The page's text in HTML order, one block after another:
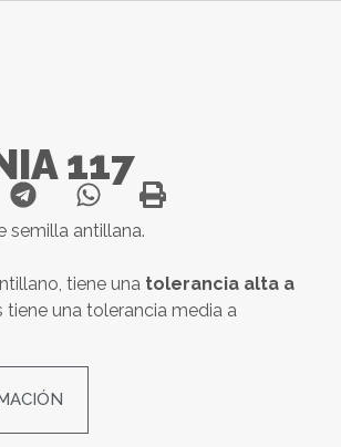
117
semilla antillana.
tiene una tolerancia alta a
tiene una tolerancia media a